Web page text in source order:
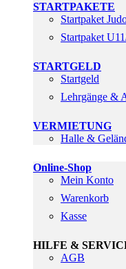
STARTPAKETE
Startpaket
Startpaket
STARTGELD
Startgeld
Lehrgänge &
VERMIETUNG
Halle &
Online-Shop
Mein Konto
Warenkorb
Kasse
HILFE &
AGB